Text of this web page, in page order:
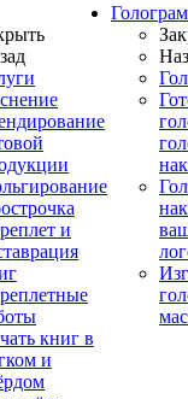
и
книг в
и